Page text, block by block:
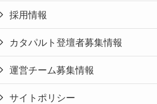
採用情報
カタパルト登壇者募集情報
運営チーム募集情報
サイトポリシー